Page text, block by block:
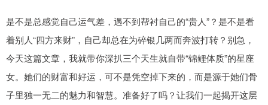
是不是总感觉自己运气差，遇不到帮衬自己的“贵人”？是不是看
着别人“四方来财”，自己却总在为碎银几两而奔波打转？别急，
今天这篇文章，我就带你深扒三个天生就自带“锦鲤体质”的星座
女。她们的财富和好运，可不是凭空掉下来的，而是源于她们骨
子里独一无二的魅力和智慧。准备好了吗？让我们一起揭开这层